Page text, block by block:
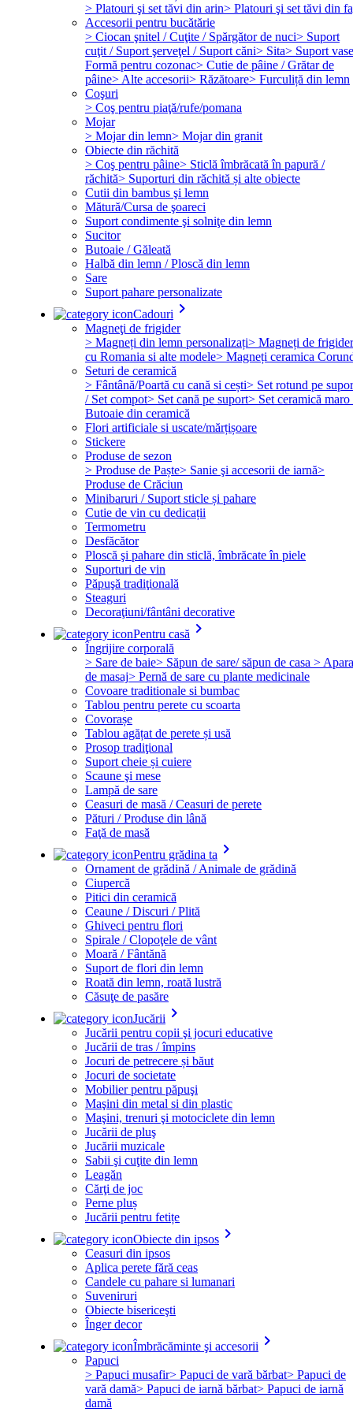
> Platouri şi set tăvi din arin> Platouri şi set tăvi din
Accesorii pentru bucătărie
> Ciocan şnitel / Cuţite / Spărgător de nuci> Suport
cuţit / Suport şerveţel / Suport căni> Sita> Suport vase
Formă pentru cozonac> Cutie de pâine / Grătar de
pâine> Alte accesorii> Răzătoare> Furculiță din lemn
Coşuri
> Coş pentru piaţă/rufe/pomana
Mojar
> Mojar din lemn> Mojar din granit
Obiecte din răchită
> Coş pentru pâine> Sticlă îmbrăcată în papură /
răchită> Suporturi din răchită și alte obiecte
Cutii din bambus şi lemn
Mătură/Cursa de şoareci
Suport condimente şi solniţe din lemn
Sucitor
Butoaie / Găleată
Halbă din lemn / Ploscă din lemn
Sare
Suport pahare personalizate
Cadouri keyboard_arrow_right
Magneţi de frigider
> Magneți din lemn personalizați> Magneți de frigider
cu Romania si alte modele> Magneți ceramica
Seturi de ceramică
> Fântână/Poartă cu cană si cești> Set rotund pe
/ Set compot> Set cană pe suport> Set ceramică maro
Butoaie din ceramică
Flori artificiale si uscate/mărțișoare
Stickere
Produse de sezon
> Produse de Paște> Sanie şi accesorii de iarnă>
Produse de Crăciun
Minibaruri / Suport sticle și pahare
Cutie de vin cu dedicații
Termometru
Desfăcător
Ploscă şi pahare din sticlă, îmbrăcate în piele
Suporturi de vin
Păpuşă tradiţională
Steaguri
Decoraţiuni/fântâni decorative
Pentru casă keyboard_arrow_right
Îngrijire corporală
> Sare de baie> Săpun de sare/ săpun de casa >
de masaj> Pernă de sare cu plante medicinale
Covoare traditionale si bumbac
Tablou pentru perete cu scoarta
Covorașe
Tablou agățat de perete și usă
Prosop tradiţional
Suport cheie și cuiere
Scaune şi mese
Lampă de sare
Ceasuri de masă / Ceasuri de perete
Pături / Produse din lână
Faţă de masă
Pentru grădina ta keyboard_arrow_right
Ornament de grădină / Animale de grădină
Ciupercă
Pitici din ceramică
Ceaune / Discuri / Plită
Ghiveci pentru flori
Spirale / Clopoţele de vânt
Moară / Fântănă
Suport de flori din lemn
Roată din lemn, roată lustră
Căsuţe de pasăre
Jucării keyboard_arrow_right
Jucării pentru copii şi jocuri educative
Jucării de tras / împins
Jocuri de petrecere și băut
Jocuri de societate
Mobilier pentru păpuşi
Maşini din metal si din plastic
Maşini, trenuri şi motociclete din lemn
Jucării de pluş
Jucării muzicale
Sabii şi cuţite din lemn
Leagăn
Cărţi de joc
Perne pluș
Jucării pentru fetițe
Obiecte din ipsos keyboard_arrow_right
Ceasuri din ipsos
Aplica perete fără ceas
Candele cu pahare si lumanari
Suveniruri
Obiecte bisericeşti
Înger decor
Îmbrăcăminte şi accesorii keyboard_arrow_right
Papuci
> Papuci musafir> Papuci de vară bărbat> Papuci de
vară damă> Papuci de iarnă bărbat> Papuci de iarnă
damă